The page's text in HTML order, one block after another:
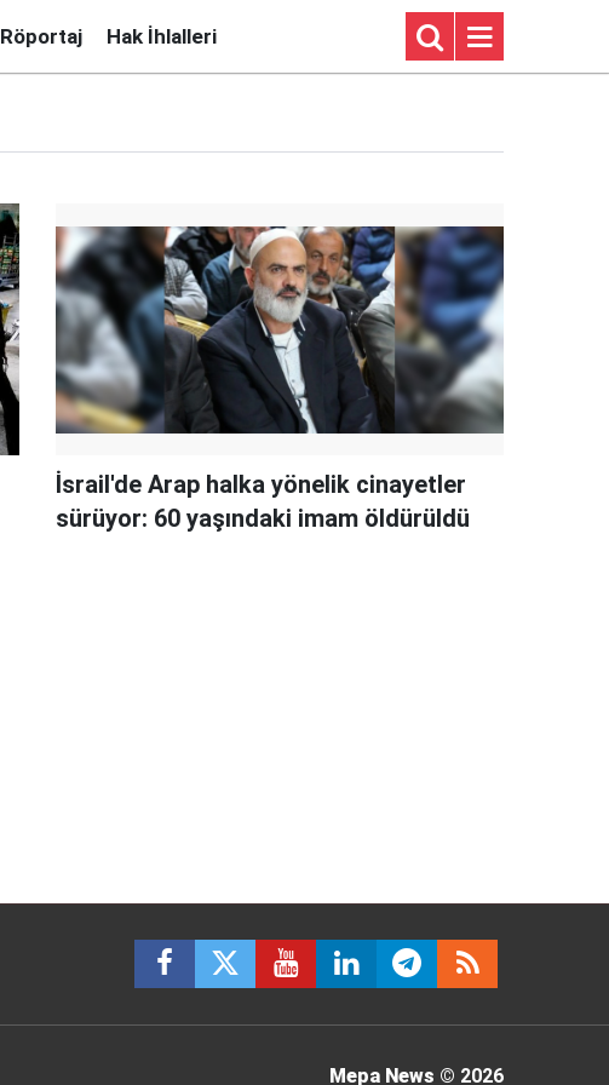
Röportaj Hak İhlalleri
İsrail'de Arap halka yönelik cinayetler
sürüyor: 60 yaşındaki imam öldürüldü
Mepa News © 2026